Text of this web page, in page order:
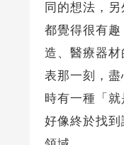
同的想法，
都覺得很有
造、醫療器
表那一刻，
時有一種「就
好像終於找